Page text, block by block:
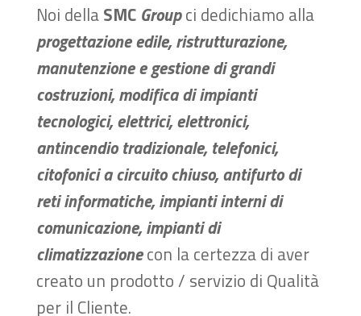
Noi dellaSMC Groupci dedichiamo alla
progettazione edile, ristrutturazione,
manutenzione e gestione di grandi
costruzioni, modifica di impianti
tecnologici, elettrici, elettronici,
antincendio tradizionale, telefonici,
citofonici a circuito chiuso, antifurto di
reti informatiche, impianti interni di
comunicazione, impianti di
climatizzazionecon la certezza di aver
creato un prodotto / servizio di Qualità
per il Cliente.